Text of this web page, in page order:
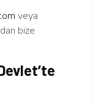
veya
bize